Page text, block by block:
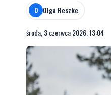
O Olga Reszke
środa, 3 czerwca 2026, 13:04